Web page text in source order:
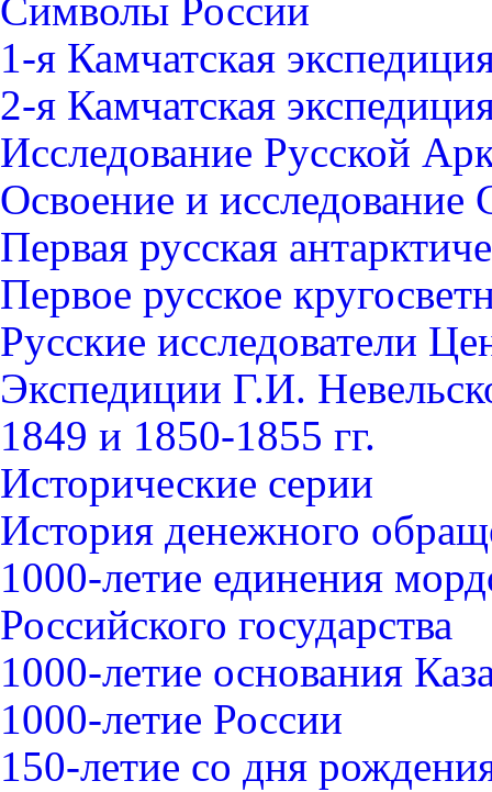
Символы России
1-я Камчатская
2-я Камчатская
Исследование Русской
Освоение и
Первая русская
Первое русское
Русские исследователи
Экспедиции Г.И.
1849 и 1850-1855 гг.
Исторические серии
История денежного
1000-летие единения
Российского государства
1000-летие основания
1000-летие России
150-летие со дня